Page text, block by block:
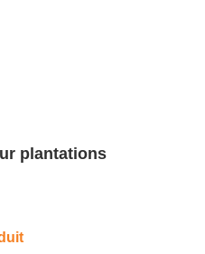
plantations